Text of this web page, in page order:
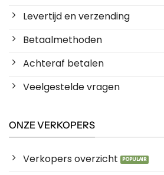
Levertijd en verzending
Betaalmethoden
Achteraf betalen
Veelgestelde vragen
ONZE VERKOPERS
Verkopers overzicht